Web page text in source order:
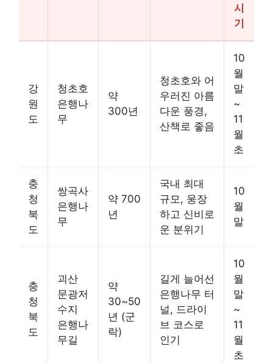
시
기
강
원
도
청초호
은행나
무
약
300년
청초호와 어
우러진 아름
다운 풍경,
산책로 좋음
10
월
말
~
11
월
초
충
청
북
도
쌍곡사
은행나
무
약 700
년
국내 최대
규모, 웅장
하고 신비로
운 분위기
10
월
말
충
청
북
도
괴산
문광저
수지
은행나
무길
약
30~50
년 (군
락)
길게 늘어선
은행나무 터
널, 드라이
브 코스로
인기
10
월
말
~
11
월
초